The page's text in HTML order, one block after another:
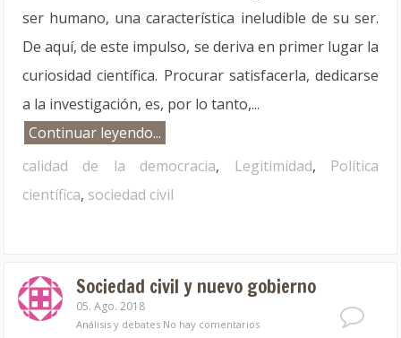
ser humano, una característica ineludible de su ser.
De aquí, de este impulso, se deriva en primer lugar la
curiosidad científica. Procurar satisfacerla, dedicarse
a la investigación, es, por lo tanto,...
Continuar leyendo...
calidad de la democracia, Legitimidad, Política
científica, sociedad civil
Sociedad civil y nuevo gobierno
05. Ago. 2018
Análisis y debates No hay comentarios